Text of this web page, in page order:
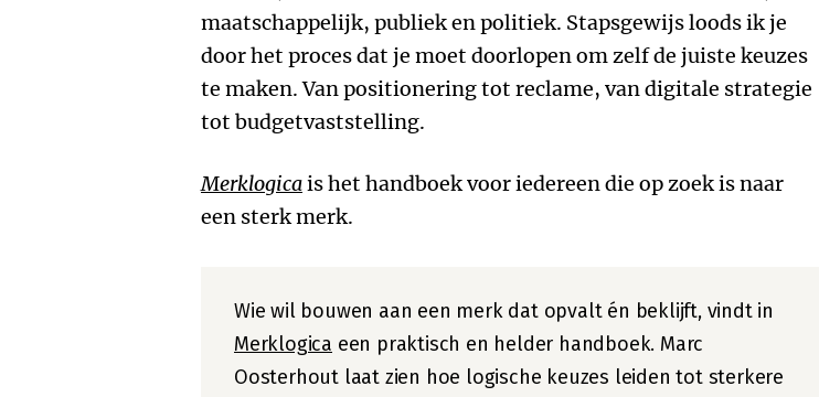
maatschappelijk, publiek en politiek. Stapsgewijs loods ik je
door het proces dat je moet doorlopen om zelf de juiste keuzes
te maken. Van positionering tot reclame, van digitale strategie
tot budgetvaststelling.
Merklogicais het handboek voor iedereen die op zoek is naar
een sterk merk.
Wie wil bouwen aan een merk dat opvalt én beklijft, vindt in
Merklogica een praktisch en helder handboek. Marc
Oosterhout laat zien hoe logische keuzes leiden tot sterkere